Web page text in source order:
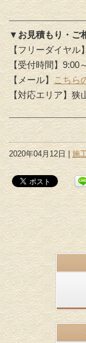
▼お見積もり・ご
【フリーダイヤル
【受付時間】9:00
【メール】
こちら
【対応エリア】狭
2020年04月12日 | 施